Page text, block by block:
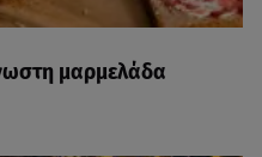
μαρμελάδα